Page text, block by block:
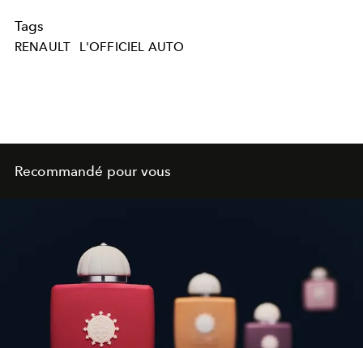
Tags
RENAULT L'OFFICIEL AUTO
Recommandé pour vous